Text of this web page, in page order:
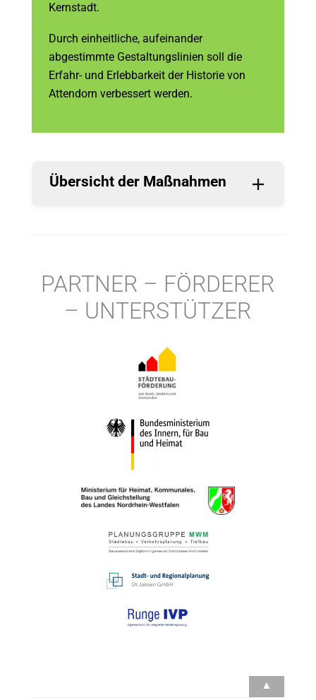
Kernstadt.
Durch einheitliche, aufeinander
abgestimmte Gestaltungslinien soll die
Erfahr- und Erlebbarkeit der Historie von
Attendorn verbessert werden.
Übersicht der Maßnahmen
PARTNER – FÖRDERER
– UNTERSTÜTZER